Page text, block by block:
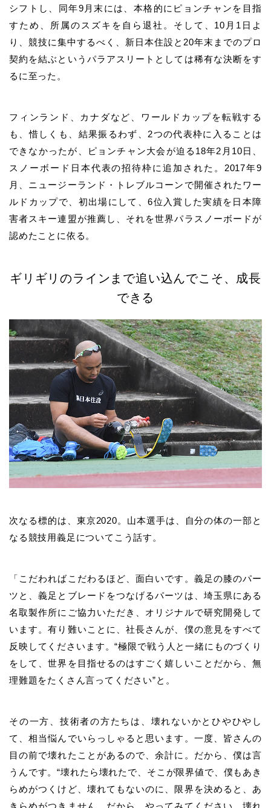
シフトし、同年9月末には、本格的にピョンチャンを目指
すため、所属のスズキを自ら退社。そして、10月1日よ
り、競技に集中するべく、新日本住設と20年末までのプロ
契約を結ぶというパラアスリートとしては稀有な決断をす
るに至った。
フィンランド、カナダなど、ワールドカップを転戦する
も、惜しくも、結果振るわず、2つの代表枠に入ることは
できなかったが、ピョンチャン大会が迫る18年2月10日、
スノーボード日本代表の招待枠に追加された。2017年9
月、ニュージーランド・トレブルコーンで開催されたワー
ルドカップで、初出場にして、6位入賞した実績を日本障
害者スキー連盟が推薦し、それを世界パラスノーボードが
認めたことに依る。
ギリギリのラインまで追い込んでこそ、成長
できる
次なる標的は、東京2020。山本選手は、自分の体の一部と
なる競技用義足についてこう話す。
「こだわればこだわるほど、面白いです。義足の膝のパー
ツと、義足とブレードをつなげるパーツは、埼玉県にある
名取製作所にご協力いただき、オリジナルで研究開発して
います。有り難いことに、社長さんが、僕の意見をすべて
反映してくださいます。“極限で戦う人と一緒にものづくり
をして、世界を目指せるのはすごく嬉しいことだから、無
理難題をたくさん言ってください”と。
その一方、技術者の方たちは、壊れないかとひやひやし
て、相当悩んでいらっしゃると思います。一度、皆さんの
目の前で壊れたことがあるので、余計に。だから、僕は言
うんです。“壊れたら壊れたで、そこが限界値で、僕もあき
らめがつくけど、壊れてもないのに、限界を決めると、あ
きらめがつきません。だから、やってみてください。壊れ